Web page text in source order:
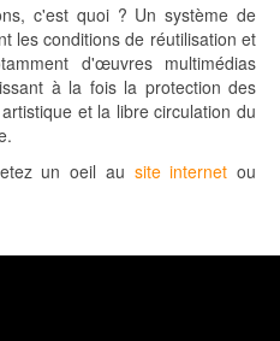
c'est quoi ? Un système de
les conditions de réutilisation et
d'œuvres multimédias
à la fois la protection des
et la libre circulation du
un oeil au site internet ou